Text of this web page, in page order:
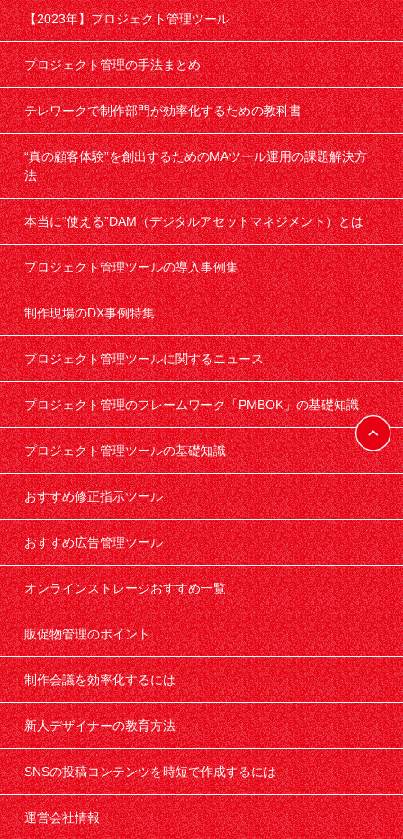
【2023年】プロジェクト管理ツール
プロジェクト管理の手法まとめ
テレワークで制作部門が効率化するための教科書
“真の顧客体験”を創出するためのMAツール運用の課題解決方
法
本当に“使える”DAM（デジタルアセットマネジメント）とは
プロジェクト管理ツールの導入事例集
制作現場のDX事例特集
プロジェクト管理ツールに関するニュース
プロジェクト管理のフレームワーク「PMBOK」の基礎知識
プロジェクト管理ツールの基礎知識
おすすめ修正指示ツール
おすすめ広告管理ツール
オンラインストレージおすすめ一覧
販促物管理のポイント
制作会議を効率化するには
新人デザイナーの教育方法
SNSの投稿コンテンツを時短で作成するには
運営会社情報